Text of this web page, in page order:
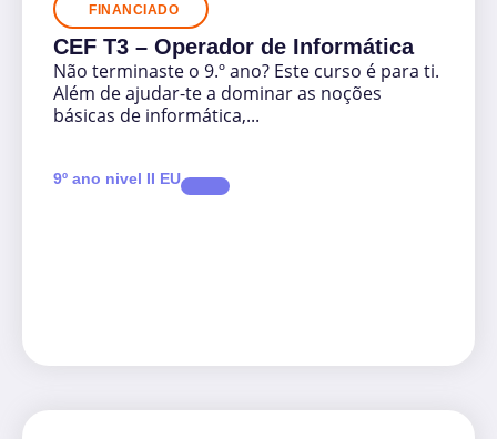
FINANCIADO
CEF T3 – Operador de Informática
Não terminaste o 9.º ano? Este curso é para ti.
Além de ajudar-te a dominar as noções
básicas de informática,...
9º ano nivel II EU